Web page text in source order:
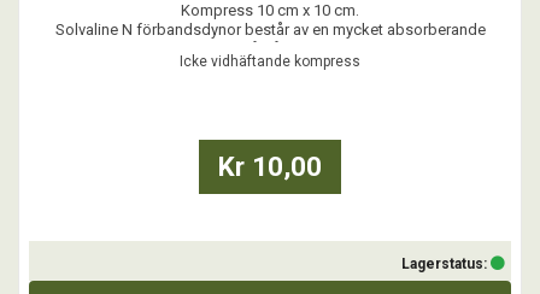
Kompress 10 cm x 10 cm.
Solvaline N förbandsdynor består av en mycket absorberande
polyetenfilm.
Icke vidhäftande kompress
Kr 10,00
Lagerstatus: